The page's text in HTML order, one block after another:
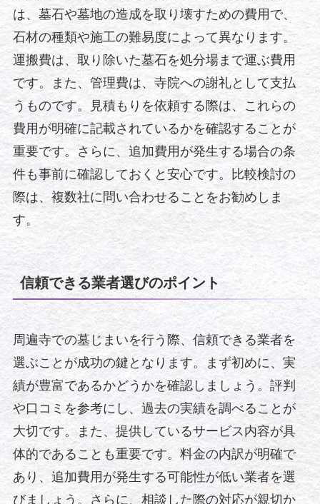
は、墓石や墓地の造成を取り壊すための費用で、
石材の種類や施工の難易度によって異なります。
運搬費は、取り除いた墓石を処分場まで運ぶ費用
です。また、管理費は、寺院への謝礼として支払
うものです。見積もりを依頼する際は、これらの
費用が明確に記載されているかを確認することが
重要です。さらに、追加費用が発生する場合の条
件も事前に確認しておくと安心です。比較検討の
際は、複数社に問い合わせることをお勧めしま
す。
信頼できる業者選びのポイント
周遍寺での墓じまいを行う際、信頼できる業者を
選ぶことが成功の鍵となります。まず初めに、実
績が豊富であるかどうかを確認しましょう。評判
や口コミを参考にし、過去の実績を調べることが
大切です。また、提供しているサービス内容が具
体的であることも重要です。料金の内訳が明確で
あり、追加費用が発生する可能性が低い業者を選
びましょう。さらに、相談した際の対応が親切か